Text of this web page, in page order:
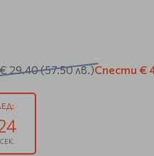
€ 29.40(57.50 лв.)Спести €
СЕК.